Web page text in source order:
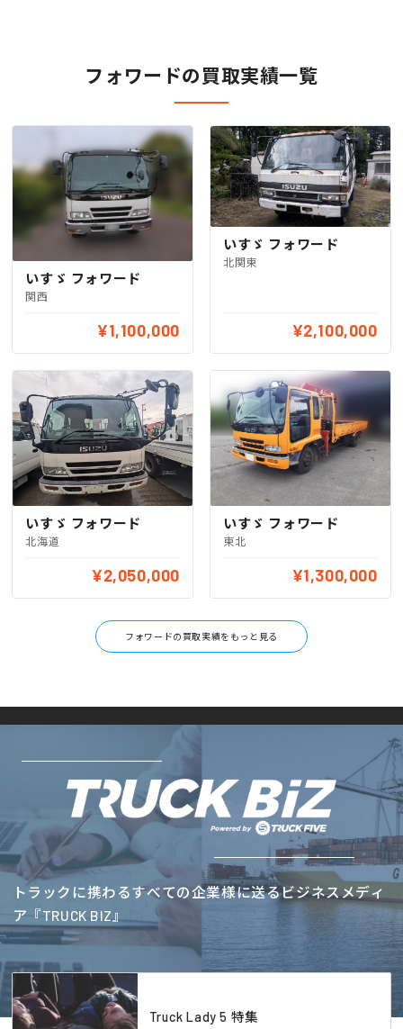
フォワードの買取実績一覧
いすゞ フォワード
関西
¥1,100,000
いすゞ フォワード
北関東
¥2,100,000
いすゞ フォワード
北海道
¥2,050,000
いすゞ フォワード
東北
¥1,300,000
フォワードの買取実績をもっと見る
トラックに携わるすべての企業様に送るビジネスメディ
ア『TRUCK BIZ』
Truck Lady 5 特集